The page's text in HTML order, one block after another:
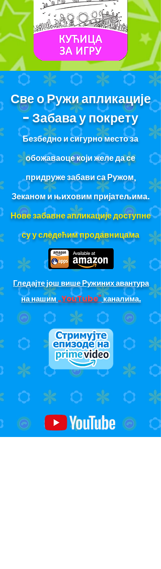
Све о Ружи апликације
- Забава у покрету
Безбедно и сигурно место за
обожаваоце који желе да се
придруже забави са Ружом,
Зеканом и њиховим пријатељима.
Нове забавне апликације доступне
су у следећим продавницама
Гледајте још више Ружиних авантура
на нашим„YouTube”каналима.